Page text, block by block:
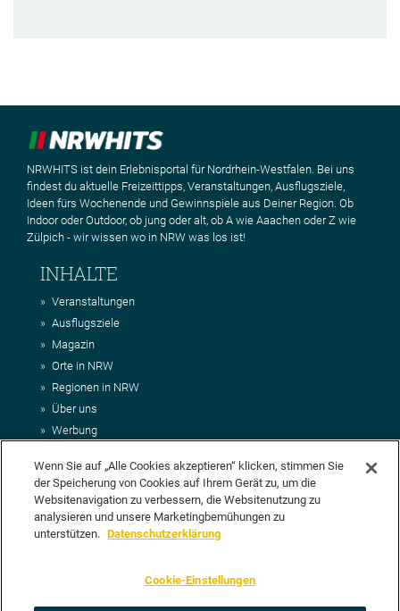
NRWHITS ist dein Erlebnisportal für Nordrhein-Westfalen. Bei uns
findest du aktuelle Freizeittipps, Veranstaltungen, Ausflugsziele,
Ideen fürs Wochenende und Gewinnspiele aus Deiner Region. Ob
Indoor oder Outdoor, ob jung oder alt, ob A wie Aaachen oder Z wie
Zülpich - wir wissen wo in NRW was los ist!
INHALTE
Veranstaltungen
Ausflugsziele
Magazin
Orte in NRW
Regionen in NRW
Über uns
Werbung
Impressum
AGB
Datenschutz
DEIN VORSCHLAG FÜR NRWHITS
vorschlagen? Klasse, dann nutze doch einfach
Wenn Sie auf „Alle Cookies akzeptieren“ klicken, stimmen Sie
der Speicherung von Cookies auf Ihrem Gerät zu, um die
Websitenavigation zu verbessern, die Websitenutzung zu
analysieren und unsere Marketingbemühungen zu
unterstützen. Datenschutzerklärung
Cookie-Einstellungen